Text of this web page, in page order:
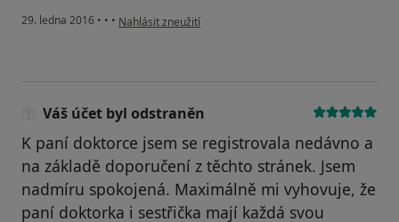
29. ledna 2016 • • • podle názoru uživatele Váš účet byl odstraněn
Nahlásit zneužití
Váš účet byl odstraněn
K paní doktorce jsem se registrovala nedávno a
na základě doporučení z těchto stránek. Jsem
nadmíru spokojená. Maximálně mi vyhovuje, že
paní doktorka i sestřička mají každá svou